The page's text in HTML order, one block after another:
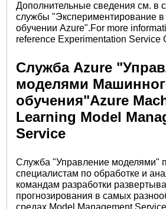
Дополнительные сведения см. в
службы "Экспериментирование
обучении Azure".For more
reference Experimentation Service
Служба Azure
моделями
обучения"Azure
Learning Model
Service
Служба "Управление моделями"
специалистам по обработке и
командам разработки
прогнозирования в самых
средах.Model Management